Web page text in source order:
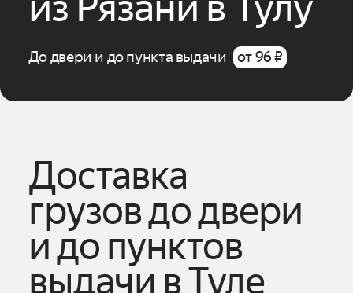
До двери и до пункта выдачи от 96 ₽
Доставка
грузов до двери
и до пунктов
выдачи вТуле